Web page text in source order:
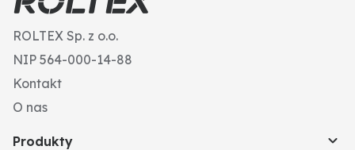
ROLTEX Sp. z o.o.
NIP 564-000-14-88
Kontakt
O nas
Produkty